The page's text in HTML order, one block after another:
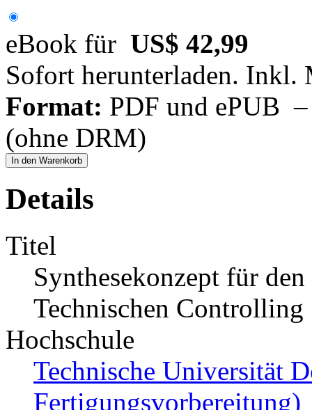
eBook für US$ 42,99
Sofort herunterladen. Inkl.
Format: PDF und ePUB
(ohne DRM)
In den Warenkorb
Details
Titel
Synthesekonzept für
Technischen Controlling
Hochschule
Technische Universität
Fertigungsvorbereitung)